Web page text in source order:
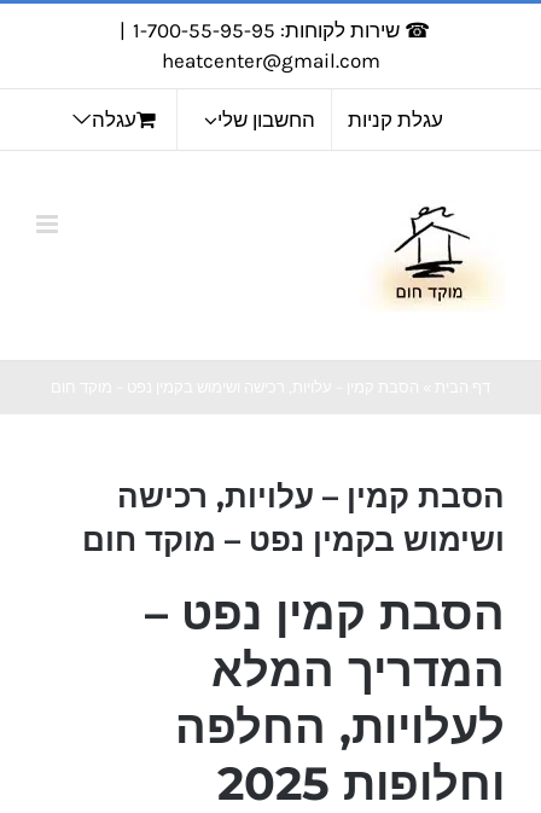
☎ שירות לקוחות: 1-700-55-95-95
|
heatcenter@gmail.com
עגלת קניות החשבון שלי עגלה
הסבת קמין – עלויות, רכישה
ושימוש בקמין נפט – מוקד חום
הסבת קמין נפט –
המדריך המלא
לעלויות, החלפה
וחלופות 2025